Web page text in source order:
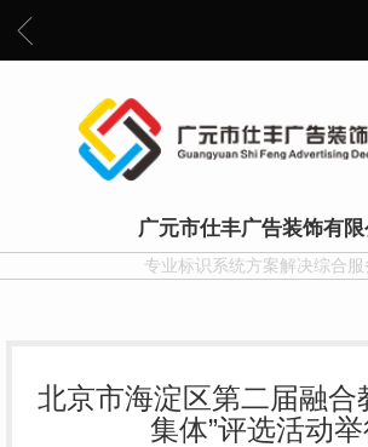
广元市仕丰广告装饰有限
专业标识系统方案解决综合服
北京市海淀区第二届融合
集体”评选活动